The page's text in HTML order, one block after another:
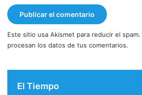
Este sitio usa Akismet para reducir el spam.
procesan los datos de tus comentarios.
El Tiempo